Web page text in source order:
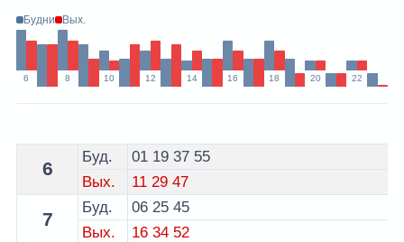
Будни Вых.
6 8 10 12 14 16 18 20 22
Расписание 21 автобуса Гродно - остановка
6
Буд. 01 19 37 55
Вых.
11 29 47
7
Буд. 06 25 45
Вых.
16 34 52